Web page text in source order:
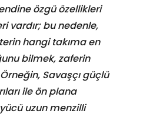
özgü özellikleri
vardır; bu nedenle,
hangi takıma en
bilmek, zaferin
Savaşçı güçlü
ile ön plana
uzun menzilli